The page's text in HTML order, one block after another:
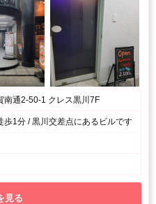
南通2-50-1 クレス黒川7F
歩1分 / 黒川交差点にあるビルです
見る